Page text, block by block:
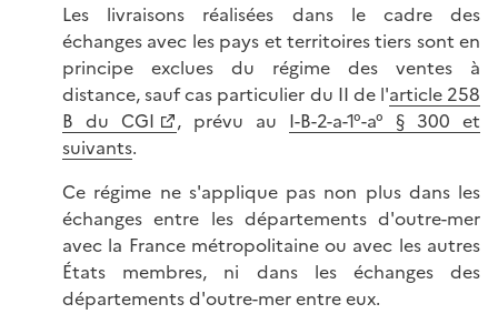
Les livraisons réalisées dans le cadre des
échanges avec les pays et territoires tiers sont en
principe exclues du régime des ventes à
distance, sauf cas particulier du II de l'article 258
B du CGI
, prévu au I-B-2-a-1°-a° § 300 et
suivants.
Ce régime ne s'applique pas non plus dans les
échanges entre les départements d'outre-mer
avec la France métropolitaine ou avec les autres
États membres, ni dans les échanges des
départements d'outre-mer entre eux.